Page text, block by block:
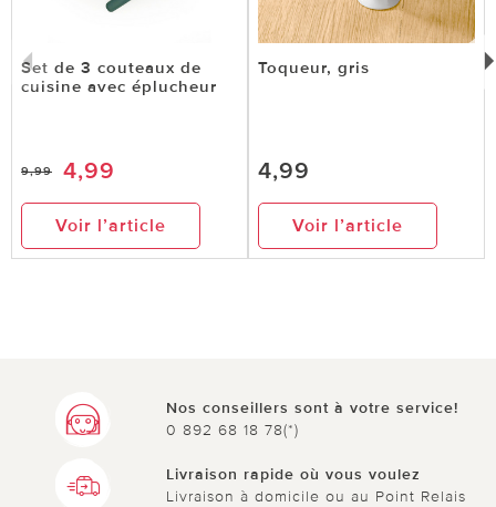
Set de 3 couteaux de
cuisine avec éplucheur
9,99 4,99
Voir l’article
Toqueur, gris
4,99
Voir l’article
Nos conseillers sont à votre service!
0 892 68 18 78(*)
Livraison rapide où vous voulez
Livraison à domicile ou au Point Relais